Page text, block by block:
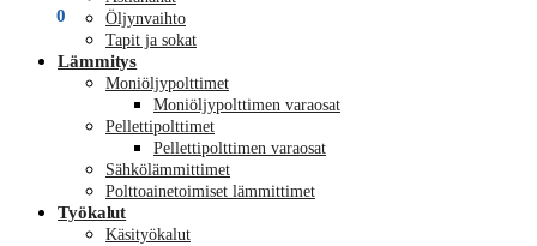
0
Öljynvaihto
Tapit ja sokat
Lämmitys
Moniöljypolttimet
Moniöljypolttimen varaosat
Pellettipolttimet
Pellettipolttimen varaosat
Sähkölämmittimet
Polttoainetoimiset lämmittimet
Työkalut
Käsityökalut